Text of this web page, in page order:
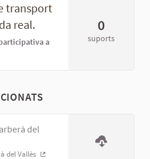
transport
real.
a
0
suports
del
del Vallès